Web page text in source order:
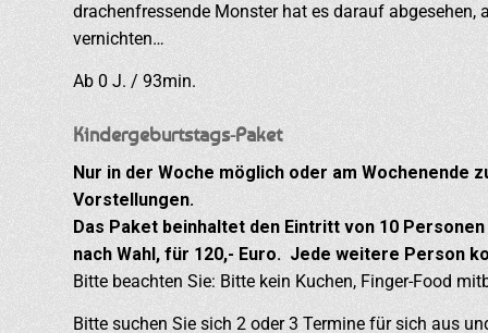
drachenfressende Monster hat es darauf abgesehen,
vernichten…
Ab 0 J. / 93min.
Kindergeburtstags-Paket
Nur in der Woche möglich oder am Wochenende
Vorstellungen.
Das Paket beinhaltet den Eintritt von 10
nach Wahl, für 120,- Euro. Jede weitere Person
Bitte beachten Sie: Bitte kein Kuchen, Finger-Food
Bitte suchen Sie sich 2 oder 3 Termine für sich aus